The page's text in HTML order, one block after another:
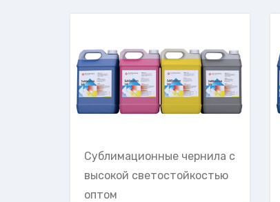
Сублимационные чернила с
высокой светостойкостью
оптом